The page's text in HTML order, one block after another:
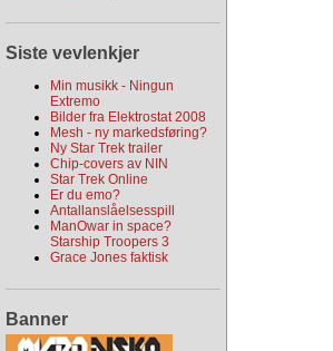
Siste vevlenkjer
Min musikk - Ningun
Extremo
Bilder fra Elektrostat 2008
Mesh - ny markedsføring?
Ny Star Trek trailer
Chip-covers av NIN
Star Trek Online
Er du emo?
Antallanslåelsesspill
ManOwar in space?
Starship Troopers 3
Grace Jones faktisk
Banner